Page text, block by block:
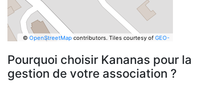
© OpenStreetMapcontributors. Tiles courtesy of GEO-
Pourquoi choisir Kananas pour la
gestion de votre association ?